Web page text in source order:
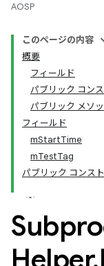
AOSP
このページの内容
概要
フィールド
パブリック コン
パブリック メソ
フィールド
mStartTime
mTestTag
パブリック コンス
Helper.